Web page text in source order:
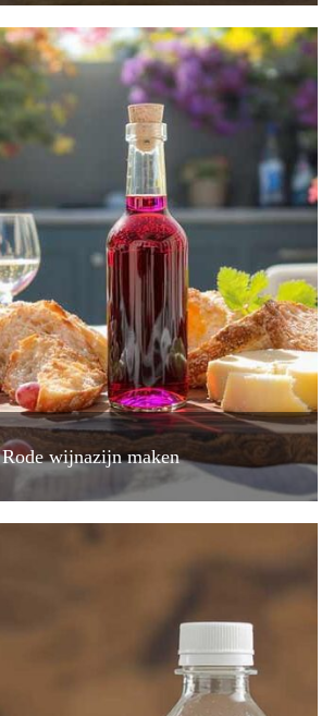
Rode wijnazijn maken